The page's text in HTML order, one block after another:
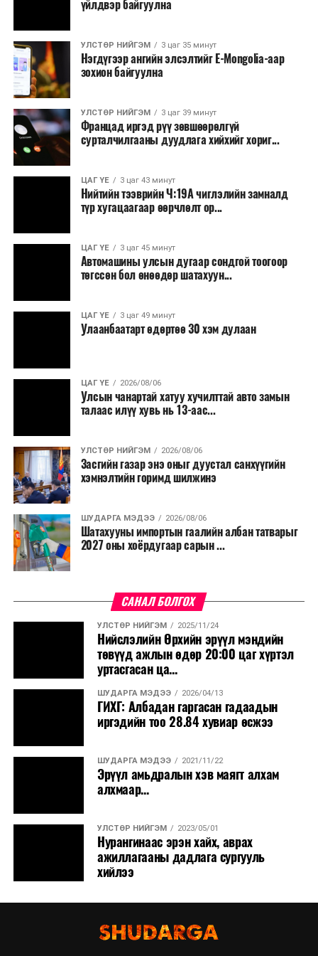
үйлдвэр байгуулна
УЛСТӨР НИЙГЭМ 3 цаг 35 минут
Нэгдүгээр ангийн элсэлтийг E-Mongolia-аар
зохион байгуулна
УЛСТӨР НИЙГЭМ 3 цаг 39 минут
Францад иргэд рүү зөвшөөрөлгүй
сурталчилгааны дуудлага хийхийг хориг...
ЦАГ ҮЕ 3 цаг 43 минут
Нийтийн тээврийн Ч:19А чиглэлийн замналд
түр хугацаагаар өөрчлөлт ор...
ЦАГ ҮЕ 3 цаг 45 минут
Автомашины улсын дугаар сондгой тоогоор
төгссөн бол өнөөдөр шатахуун...
ЦАГ ҮЕ 3 цаг 49 минут
Улаанбаатарт өдөртөө 30 хэм дулаан
ЦАГ ҮЕ 2026/08/06
Улсын чанартай хатуу хучилттай авто замын
талаас илүү хувь нь 13-аас...
УЛСТӨР НИЙГЭМ 2026/08/06
Засгийн газар энэ оныг дуустал санхүүгийн
хэмнэлтийн горимд шилжинэ
ШУДАРГА МЭДЭЭ 2026/08/06
Шатахууны импортын гаалийн албан татварыг
2027 оны хоёрдугаар сарын ...
САНАЛ БОЛГОХ
УЛСТӨР НИЙГЭМ 2025/11/24
Нийслэлийн Өрхийн эрүүл мэндийн
төвүүд ажлын өдөр 20:00 цаг хүртэл
уртасгасан ца...
ШУДАРГА МЭДЭЭ 2026/04/13
ГИХГ: Албадан гаргасан гадаадын
иргэдийн тоо 28.84 хувиар өсжээ
ШУДАРГА МЭДЭЭ 2021/11/22
Эрүүл амьдралын хэв маягт алхам
алхмаар...
УЛСТӨР НИЙГЭМ 2023/05/01
Нурангинаас эрэн хайх, аврах
ажиллагааны дадлага сургууль
хийлээ